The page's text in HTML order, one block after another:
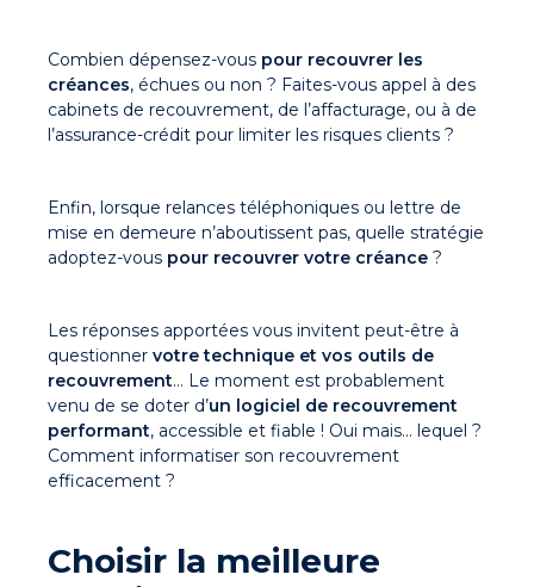
Combien dépensez-vous pour recouvrer les
créances, échues ou non ? Faites-vous appel à des
cabinets de recouvrement, de l’affacturage, ou à de
l’assurance-crédit pour limiter les risques clients ?
Enfin, lorsque relances téléphoniques ou lettre de
mise en demeure n’aboutissent pas, quelle stratégie
adoptez-vous pour recouvrer votre créance ?
Les réponses apportées vous invitent peut-être à
questionner votre technique et vos outils de
recouvrement… Le moment est probablement
venu de se doter d’un logiciel de recouvrement
performant, accessible et fiable ! Oui mais… lequel ?
Comment informatiser son recouvrement
efficacement ?
Choisir la meilleure